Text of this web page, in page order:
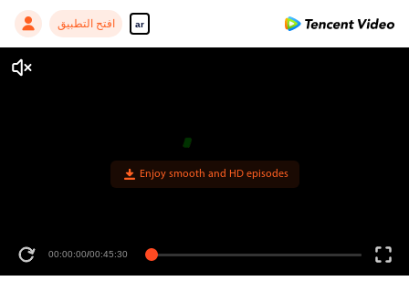
ar افتح التطبيق
Enjoy smooth and HD episodes
00:00:00/00:45:30